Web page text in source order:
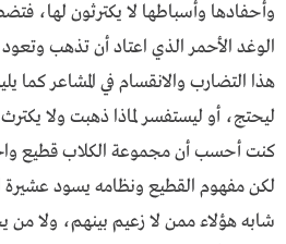
وأحفادها وأسباطها لا يكترثون لها،
الوغد الأحمر الذي اعتاد أن تذهب
هذا التضارب والانقسام في المشاعر كما
ليحتج، أو ليستفسر لماذا ذهبت ولا
كنت أحسب أن مجموعة الكلاب قطيع
لكن مفهوم القطيع ونظامه يسود عشيرة
شابه هؤلاء ممن لا زعيم بينهم، ولا من